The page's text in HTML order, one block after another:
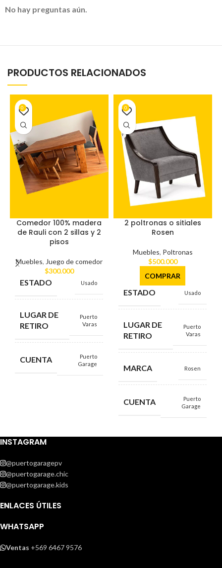
No hay preguntas aún.
PRODUCTOS RELACIONADOS
Comedor 100% madera
de Rauli con 2 sillas y 2
pisos
Muebles, Juego de comedor
$300.000
ESTADO Usado
LUGAR DE
RETIRO
Puerto
Varas
CUENTA
Puerto
Garage
0
2 poltronas o sitiales
Rosen
Muebles, Poltronas
$500.000
COMPRAR
ESTADO Usado
LUGAR DE
RETIRO
Puerto
Varas
MARCA Rosen
CUENTA
Puerto
Garage
0
INSTAGRAM
@puertogaragepv
@puertogarage.chic
@puertogarage.kids
ENLACES ÚTILES
WHATSAPP
Ventas +569 6467 9576